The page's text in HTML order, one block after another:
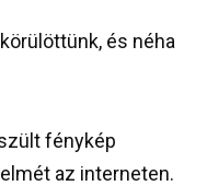
és néha
fénykép
az interneten.